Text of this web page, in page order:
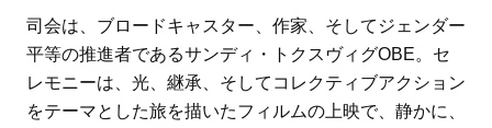
司会は、ブロードキャスター、作家、そしてジェンダー
平等の推進者であるサンディ・トクスヴィグOBE。セ
レモニーは、光、継承、そしてコレクティブアクション
をテーマとした旅を描いたフィルムの上映で、静かに、